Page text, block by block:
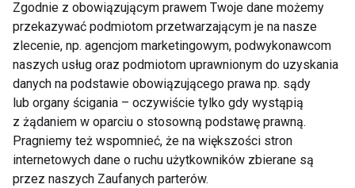
"Warto pamiętać, żejednorazowe odstępstwa
od zdrowej diety nie wyrządzają trwałej
szkody," uspokaja Ania Janiszewska-
Janowicz. "Problemy pojawiają się dopiero
wtedy, gdy świąteczne przejedzenie
próbujemy 'naprawić' szkodliwymi metodami,
a następnie wracamy do niezdrowych
Zgodnie z obowiązującym prawem Twoje dane możemy
przekazywać podmiotom przetwarzającym je na nasze
zlecenie, np. agencjom marketingowym, podwykonawcom
naszych usług oraz podmiotom uprawnionym do uzyskania
danych na podstawie obowiązującego prawa np. sądy
lub organy ścigania – oczywiście tylko gdy wystąpią
z żądaniem w oparciu o stosowną podstawę prawną.
Pragniemy też wspomnieć, że na większości stron
internetowych dane o ruchu użytkowników zbierane są
przez naszych Zaufanych parterów.